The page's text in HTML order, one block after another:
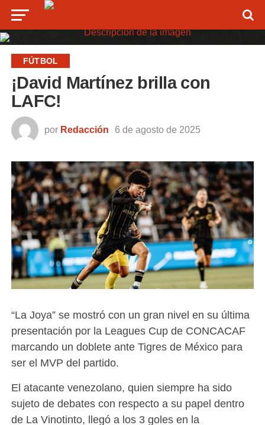
FÚTBOL
¡David Martínez brilla con
LAFC!
por Redacción 6 de agosto de 2025
“La Joya” se mostró con un gran nivel en su última
presentación por la Leagues Cup de CONCACAF
marcando un doblete ante Tigres de México para
ser el MVP del partido.
El atacante venezolano, quien siempre ha sido
sujeto de debates con respecto a su papel dentro
de La Vinotinto, llegó a los 3 goles en la